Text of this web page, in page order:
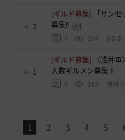
2
[ギルド募集]
「サン
募集‼️
4 164 GDま
1
[ギルド募集]
〈浅井
人数ギルメン募集！
0 143 浅井
1 2 3 4 5